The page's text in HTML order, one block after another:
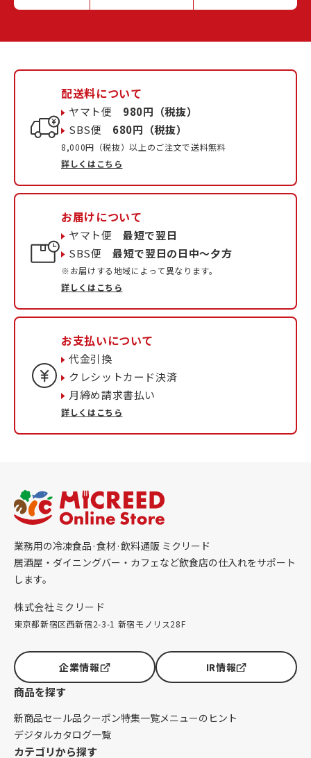
配送料について
ヤマト便 980円（税抜）
SBS便 680円（税抜）
8,000円（税抜）以上のご注文で送料無料
詳しくはこちら
お届けについて
ヤマト便最短で翌日
SBS便最短で翌日の日中〜夕方
※お届けする地域によって異なります。
詳しくはこちら
お支払いについて
代金引換
クレシットカード決済
月締め請求書払い
詳しくはこちら
業務用の冷凍食品·食材·飲料通販 ミクリード
居酒屋・ダイニングバー・カフェなど飲食店の仕入れをサポート
します。
株式会社ミクリード
東京都新宿区西新宿2-3-1 新宿モノリス28F
企業情報 IR情報
商品を探す
新商品セール品クーポン特集一覧メニューのヒント
デジタルカタログ一覧
カテゴリから探す